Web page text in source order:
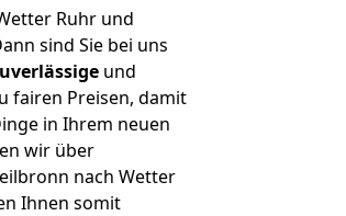
Ruhr und
sind Sie bei uns
und
fairen Preisen, damit
in Ihrem neuen
wir über
nach Wetter
Ihnen somit